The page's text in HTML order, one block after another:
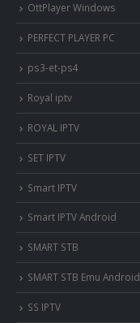
OttPlayer Windows
PERFECT PLAYER PC
ps3-et-ps4
Royal iptv
ROYAL IPTV
SET IPTV
Smart IPTV
Smart IPTV Android
SMART STB
SMART STB Emu Android
SS IPTV